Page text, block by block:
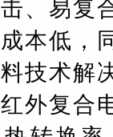
、易复
本低，
技术解
外复合